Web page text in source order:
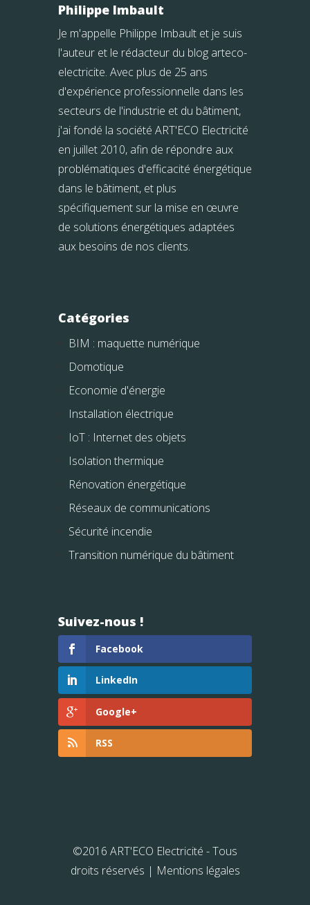
Philippe Imbault
Je m'appelle Philippe Imbault et je suis
l'auteur et le rédacteur du blog arteco-
electricite. Avec plus de 25 ans
d'expérience professionnelle dans les
secteurs de l'industrie et du bâtiment,
j'ai fondé la société ART'ECO Electricité
en juillet 2010, afin de répondre aux
problématiques d'efficacité énergétique
dans le bâtiment, et plus
spécifiquement sur la mise en œuvre
de solutions énergétiques adaptées
aux besoins de nos clients.
Catégories
BIM : maquette numérique
Domotique
Economie d'énergie
Installation électrique
IoT : Internet des objets
Isolation thermique
Rénovation énergétique
Réseaux de communications
Sécurité incendie
Transition numérique du bâtiment
Suivez-nous !
Facebook
LinkedIn
Google+
RSS
©2016 ART'ECO Electricité - Tous
droits réservés | Mentions légales